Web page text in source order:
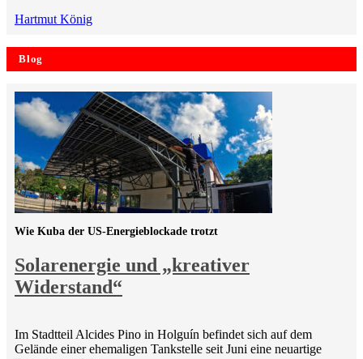
Hartmut König
Blog
Solarenergie und „kreativer
Widerstand“
Wie Kuba der US-Energieblockade trotzt
Im Stadtteil Alcides Pino in Holguín befindet sich auf dem
Gelände einer ehemaligen Tankstelle seit Juni eine neuartige